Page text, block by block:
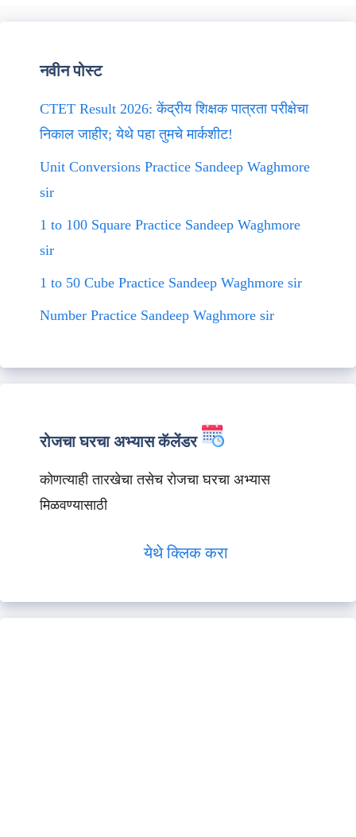
नवीन पोस्ट
CTET Result 2026: केंद्रीय शिक्षक पात्रता परीक्षेचा
निकाल जाहीर; येथे पहा तुमचे मार्कशीट!
Unit Conversions Practice Sandeep Waghmore
sir
1 to 100 Square Practice Sandeep Waghmore
sir
1 to 50 Cube Practice Sandeep Waghmore sir
Number Practice Sandeep Waghmore sir
रोजचा घरचा अभ्यास कॅलेंडर
कोणत्याही तारखेचा तसेच रोजचा घरचा अभ्यास
मिळवण्यासाठी
येथे क्लिक करा